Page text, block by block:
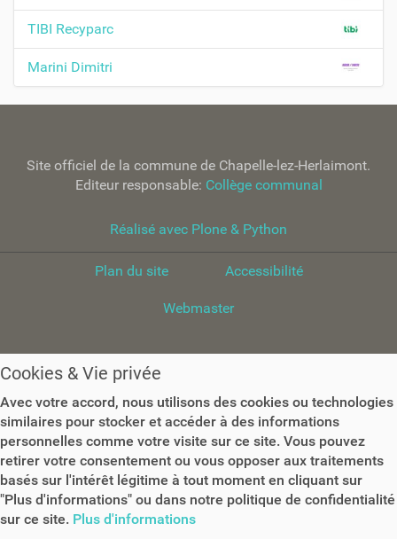
TIBI Recyparc
Marini Dimitri
Site officiel de la commune de Chapelle-lez-Herlaimont.
Editeur responsable: Collège communal
Réalisé avec Plone & Python
Plan du site Accessibilité
Webmaster
Cookies & Vie privée
Avec votre accord, nous utilisons des cookies ou technologies
similaires pour stocker et accéder à des informations
personnelles comme votre visite sur ce site. Vous pouvez
retirer votre consentement ou vous opposer aux traitements
basés sur l'intérêt légitime à tout moment en cliquant sur
"Plus d'informations" ou dans notre politique de confidentialité
sur ce site. Plus d'informations